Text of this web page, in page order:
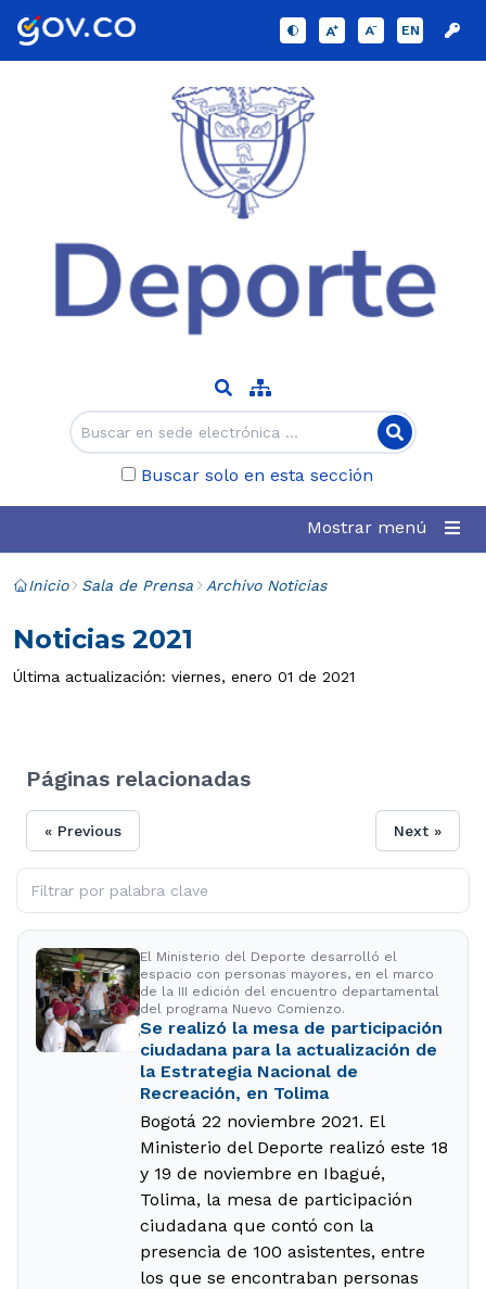
EN
Buscar solo en esta sección
Mostrar menú
Inicio Sala de Prensa Archivo Noticias
Noticias 2021
Última actualización: viernes, enero 01 de 2021
Páginas relacionadas
« Previous Next »
El Ministerio del Deporte desarrolló el
espacio con personas mayores, en el marco
de la III edición del encuentro departamental
del programa Nuevo Comienzo.
Se realizó la mesa de participación
ciudadana para la actualización de
la Estrategia Nacional de
Recreación, en Tolima
Bogotá 22 noviembre 2021. El
Ministerio del Deporte realizó este 18
y 19 de noviembre en Ibagué,
Tolima, la mesa de participación
ciudadana que contó con la
presencia de 100 asistentes, entre
los que se encontraban personas